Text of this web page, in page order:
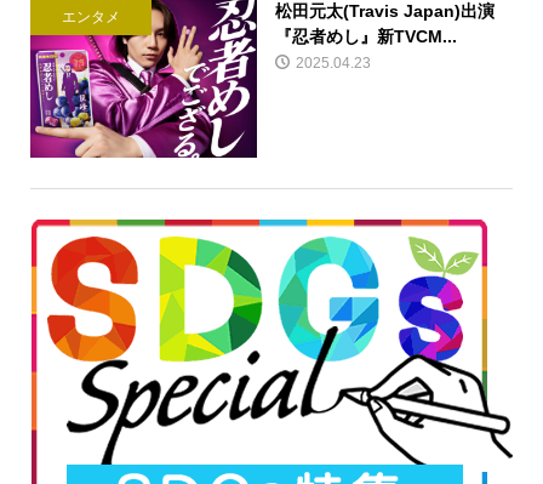
エンタメ
松田元太(Travis Japan)出演
『忍者めし』新TVCM...
2025.04.23